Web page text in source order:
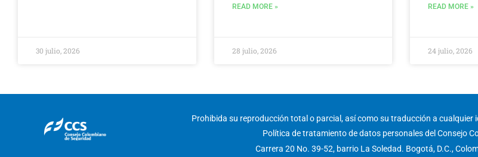
30 julio, 2026
READ MORE »
28 julio, 2026
READ MORE »
24 julio, 2026
Prohibida su reproducción total o parcial, así como su traducción a
Política de tratamiento de datos personales del Consejo
Carrera 20 No. 39-52, barrio La Soledad. Bogotá, D.C.,